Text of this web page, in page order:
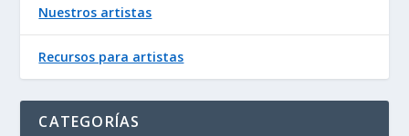
Nuestros artistas
Recursos para artistas
CATEGORÍAS